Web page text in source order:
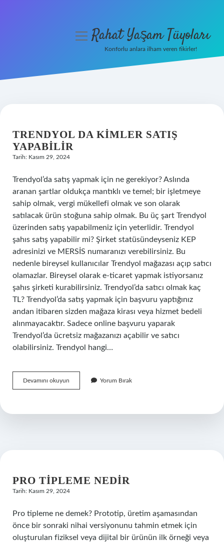
Hakkımızda
menüyüRahat Yaşam Tüyoları
Konforlu anlara ilham veren fikirler!
YAŞAM
TÜYOLARI
YAZILAR
TRENDYOL DA KIMLER SATIŞ
YAPABILIR
Tarih: Kasım 29, 2024
Trendyol’da satış yapmak için ne gerekiyor? Aslında
aranan şartlar oldukça mantıklı ve temel; bir işletmeye
sahip olmak, vergi mükellefi olmak ve son olarak
satılacak ürün stoğuna sahip olmak. Bu üç şart Trendyol
üzerinden satış yapabilmeniz için yeterlidir. Trendyol
şahıs satış yapabilir mi? Şirket statüsündeyseniz KEP
adresinizi ve MERSİS numaranızı verebilirsiniz. Bu
nedenle bireysel kullanıcılar Trendyol mağazası açıp satıcı
olamazlar. Bireysel olarak e-ticaret yapmak istiyorsanız
şahıs şirketi kurabilirsiniz. Trendyol’da satıcı olmak kaç
TL? Trendyol’da satış yapmak için başvuru yaptığınız
andan itibaren sizden mağaza kirası veya hizmet bedeli
alınmayacaktır. Sadece online başvuru yaparak
Trendyol’da ücretsiz mağazanızı açabilir ve satıcı
olabilirsiniz. Trendyol hangi…
Devamını okuyun Trendyol
Da
Yapabilir
Yorum Bırak
PRO TIPLEME NEDIR
Tarih: Kasım 29, 2024
Pro tipleme ne demek? Prototip, üretim aşamasından
önce bir sonraki nihai versiyonunu tahmin etmek için
oluşturulan fiziksel veya dijital bir ürünün ilk örneği veya